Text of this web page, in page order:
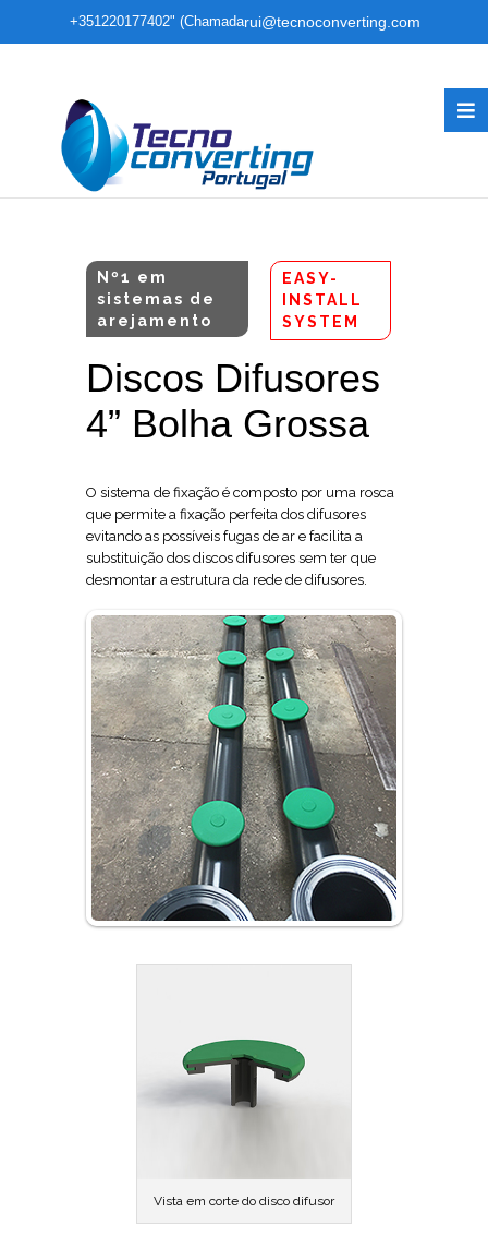
+351220177402" (Chamadarui@tecnoconverting.com
Nº1 em
sistemas de
arejamento
EASY-
INSTALL
SYSTEM
Discos Difusores
4” Bolha Grossa
O sistema de fixação é composto por uma rosca
que permite a fixação perfeita dos difusores
evitando as possíveis fugas de ar e facilita a
substituição dos discos difusores sem ter que
desmontar a estrutura da rede de difusores.
Vista em corte do disco difusor